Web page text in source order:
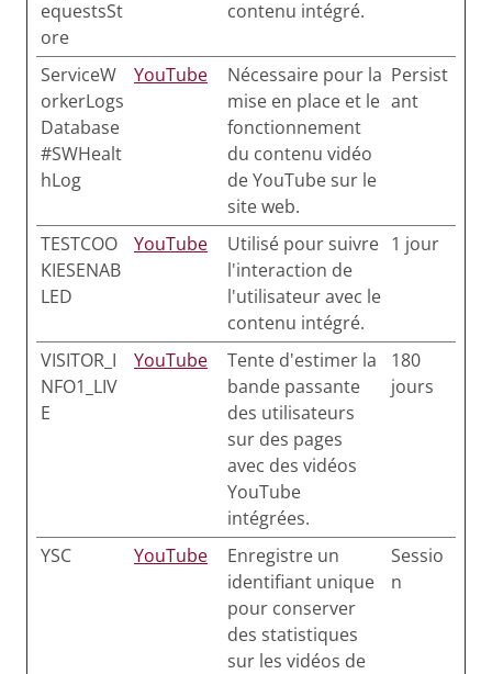
equestsSt
ore
contenu intégré.
ServiceW
orkerLogs
Database
#SWHealt
hLog
YouTube
Nécessaire pour la
mise en place et le
fonctionnement
du contenu vidéo
de YouTube sur le
site web.
Persist
ant
TESTCOO
KIESENAB
LED
YouTube
Utilisé pour suivre
l'interaction de
l'utilisateur avec le
contenu intégré.
1 jour
VISITOR_I
NFO1_LIV
E
YouTube
Tente d'estimer la
bande passante
des utilisateurs
sur des pages
avec des vidéos
YouTube
intégrées.
180
jours
YSC YouTube
Enregistre un
identifiant unique
pour conserver
des statistiques
sur les vidéos de
Sessio
n